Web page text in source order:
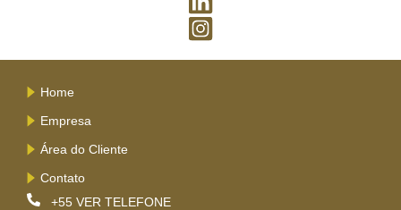
Home
Empresa
Área do Cliente
Contato
+55 VER TELEFONE